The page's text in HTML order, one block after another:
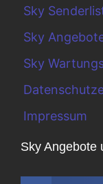
Sky
Sky
Sky
Impressum
Sky Angebote